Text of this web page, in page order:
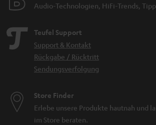
Audio-Technologien, HiFi-Trends,
Teufel Support
Support & Kontakt
Rückgabe / Rücktritt
Sendungsverfolgung
Store Finder
Erlebe unsere Produkte hautnah und
im Store beraten.